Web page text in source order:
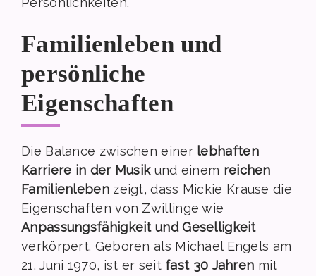
Familienleben und
persönliche
Eigenschaften
Die Balance zwischen einer lebhaften
Karriere in der Musikund einem reichen
Familienlebenzeigt, dass Mickie Krause die
Eigenschaften von Zwillinge wie
Anpassungsfähigkeit und Geselligkeit
verkörpert. Geboren als Michael Engels am
21. Juni 1970, ist er seit fast 30 Jahren mit